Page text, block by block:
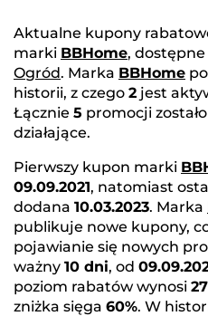
Aktualne kupony
marki BBHome,
Ogród. Marka BBHome
historii, z czego 2 jest
Łącznie 5 promocji
działające.
Pierwszy kupon marki
09.09.2021, natomiast
dodana 10.03.2023. Marka
publikuje nowe kupony,
pojawianie się nowych
ważny 10 dni, od
poziom rabatów wynosi
zniżka sięga 60%. W